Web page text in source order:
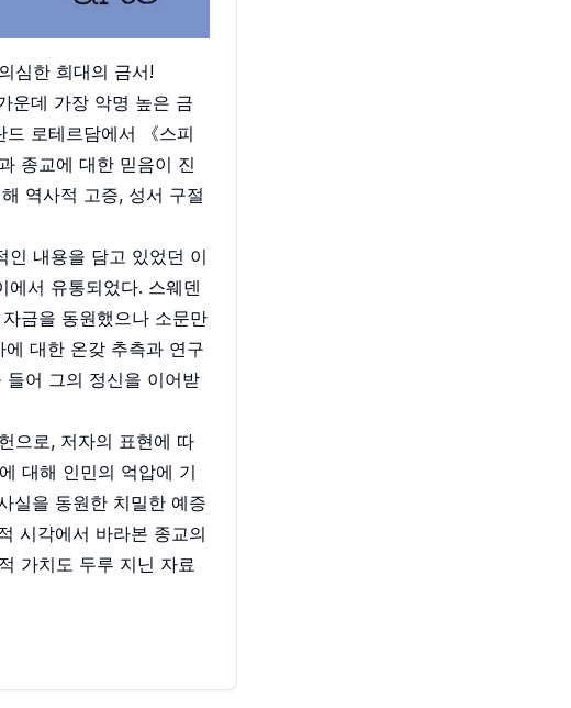
심한 희대의 금서!
운데 가장 악명 높은 금
로테르담에서 《스피
종교에 대한 믿음이 진
역사적 고증, 성서 구절
인 내용을 담고 있었던 이
서 유통되었다. 스웨덴
금을 동원했으나 소문만
대한 온갖 추측과 연구
어 그의 정신을 이어받
으로, 저자의 표현에 따
대해 인민의 억압에 기
실을 동원한 치밀한 예증
시각에서 바라본 종교의
가치도 두루 지닌 자료